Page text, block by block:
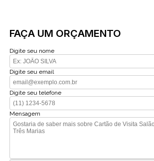
FAÇA UM ORÇAMENTO
Digite seu nome
Digite seu email
Digite seu telefone
Mensagem